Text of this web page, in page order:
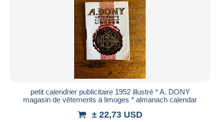
petit calendrier publicitaire 1952 illustré * A. DONY
magasin de vêtements à limoges * almanach calendar
± 22,73 USD